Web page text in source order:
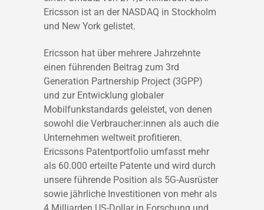
Ericsson ist an der NASDAQ in Stockholm
und New York gelistet.
Ericsson hat über mehrere Jahrzehnte
einen führenden Beitrag zum 3rd
Generation Partnership Project (3GPP)
und zur Entwicklung globaler
Mobilfunkstandards geleistet, von denen
sowohl die Verbraucher:innen als auch die
Unternehmen weltweit profitieren.
Ericssons Patentportfolio umfasst mehr
als 60.000 erteilte Patente und wird durch
unsere führende Position als 5G-Ausrüster
sowie jährliche Investitionen von mehr als